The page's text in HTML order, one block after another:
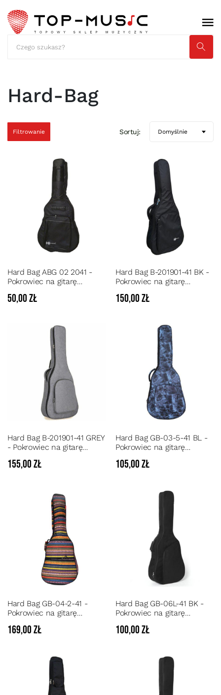
Hard-Bag
Filtrowanie Sortuj: Domyślnie
Hard Bag ABG 02 2041 -
Pokrowiec na gitarę
50,00 zł
Hard Bag B-201901-41 BK -
Pokrowiec na gitarę
150,00 zł
Hard Bag B-201901-41 GREY
- Pokrowiec na gitarę
kolor szary
155,00 zł
Hard Bag GB-03-5-41 BL -
Pokrowiec na gitarę
kolor niebieski
105,00 zł
Hard Bag GB-04-2-41 -
Pokrowiec na gitarę
kolorowy
169,00 zł
Hard Bag GB-06L-41 BK -
Pokrowiec na gitarę
kolor czarny
100,00 zł